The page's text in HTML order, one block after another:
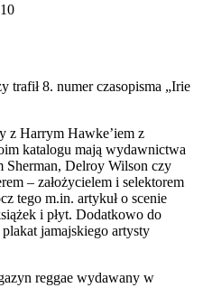
trafił 8. numer czasopisma „Irie
z Harrym Hawke’iem z
katalogu mają wydawnictwa
Sherman, Delroy Wilson czy
– założycielem i selektorem
tego m.in. artykuł o scenie
i płyt. Dodatkowo do
plakat jamajskiego artysty
reggae wydawany w